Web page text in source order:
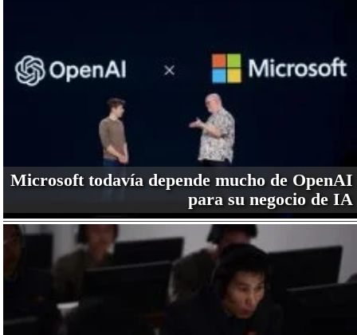
Microsoft todavía depende mucho de OpenAI
para su negocio de IA